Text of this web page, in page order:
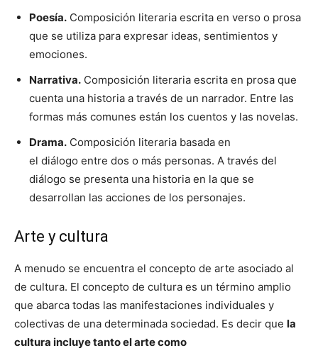
Poesía. Composición literaria escrita en verso o prosa
que se utiliza para expresar ideas, sentimientos y
emociones.
Narrativa. Composición literaria escrita en prosa que
cuenta una historia a través de un narrador. Entre las
formas más comunes están los cuentos y las novelas.
Drama. Composición literaria basada en
el diálogo entre dos o más personas. A través del
diálogo se presenta una historia en la que se
desarrollan las acciones de los personajes.
Arte y cultura
A menudo se encuentra el concepto de arte asociado al
de cultura. El concepto de cultura es un término amplio
que abarca todas las manifestaciones individuales y
colectivas de una determinada sociedad. Es decir que la
cultura incluye tanto el arte como